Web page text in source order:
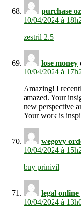
purchase
10/04/2024 à
zestril 2.5
lose money
10/04/2024 à
Amazing! I
amazed. Your
new perspective
Your work is
wegovy
10/04/2024 à
buy prinivil
legal online
10/04/2024 à